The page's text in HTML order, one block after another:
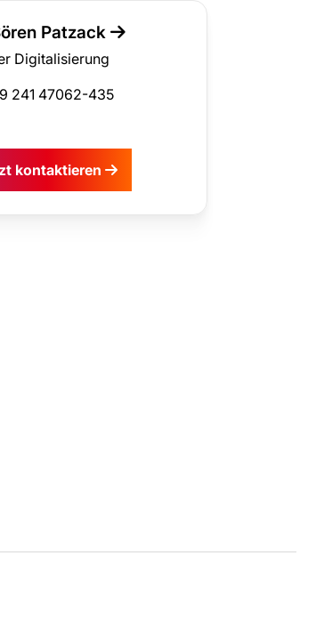
Patzack
Digitalisierung
241 47062-435
kontaktieren